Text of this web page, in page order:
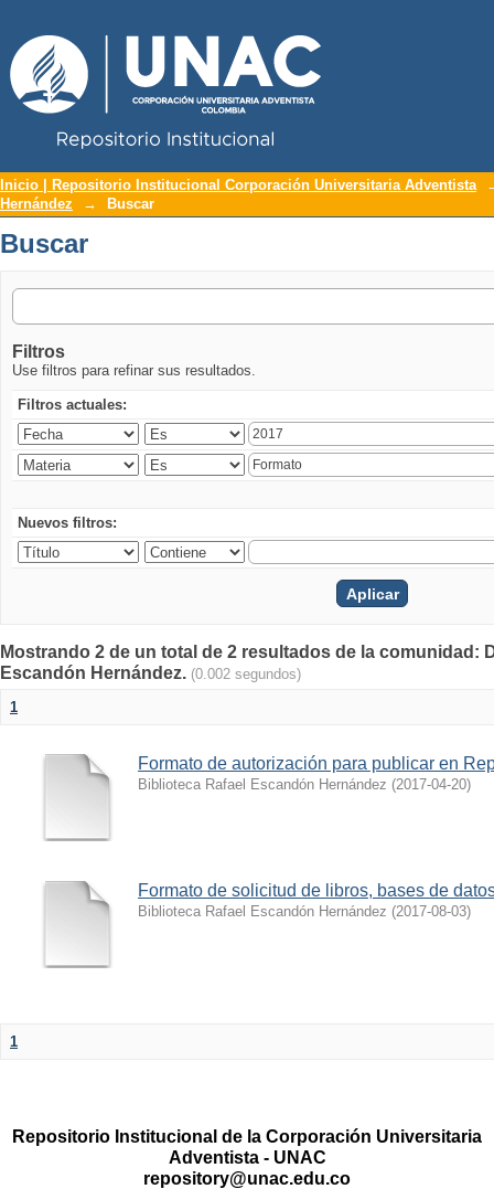
Buscar
Inicio | Repositorio Institucional Corporación Universitaria Adventista
Hernández
→ Buscar
Buscar
Filtros
Use filtros para refinar sus resultados.
Filtros actuales:
Nuevos filtros:
Mostrando 2 de un total de 2 resultados de la comunidad:
Escandón Hernández. (0.002 segundos)
1
Formato de autorización para publicar en
Biblioteca Rafael Escandón Hernández (2017-04-20)
Formato de solicitud de libros, bases de
Biblioteca Rafael Escandón Hernández (2017-08-03)
1
Repositorio Institucional de la Corporación Universitaria
Adventista - UNAC
repository@unac.edu.co